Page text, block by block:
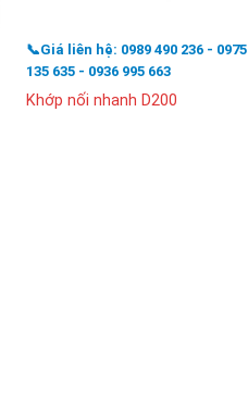
📞Giá liên hệ: 0989 490 236 - 0975
135 635 - 0936 995 663
Khớp nối nhanh D200